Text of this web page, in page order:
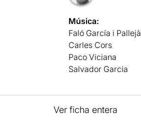
Música:
Faló García i Pallejà
Carles Cors
Paco Viciana
Salvador Garcia
Ver ficha entera